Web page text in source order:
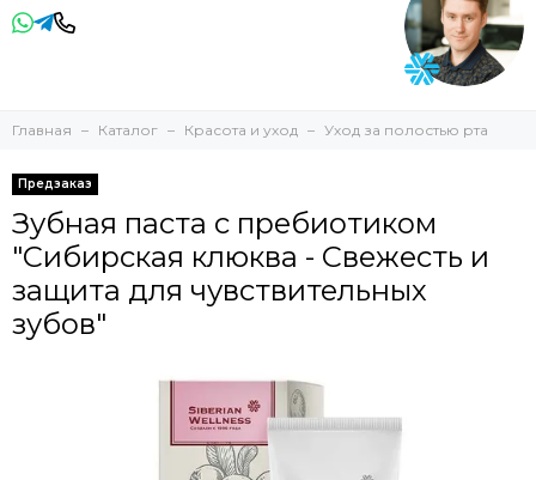
Главная Каталог Красота и уход Уход за полостью рта
Предзаказ
Зубная паста с пребиотиком
"Сибирская клюква - Свежесть и
защита для чувствительных
зубов"